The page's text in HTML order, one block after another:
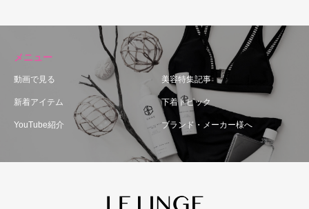
メニュー
動画で見る 美容特集記事
新着アイテム 下着トピック
YouTube紹介 ブランド・メーカー様へ